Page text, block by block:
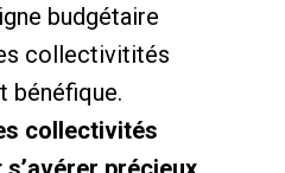
budgétaire
collectivitités
bénéfique.
collectivités